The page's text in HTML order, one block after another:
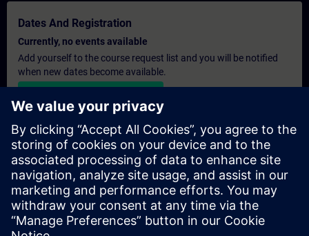
Dates And Registration
Currently, no events available
Add yourself to the course request list and you will be notified
when new dates become available.
Personalised Quotation
If you require a standard list price quotation for this training, for
example for your purchasing department, then please click the
link below. You first need to provide some personal details and
after this a quotation will be emailed to you.